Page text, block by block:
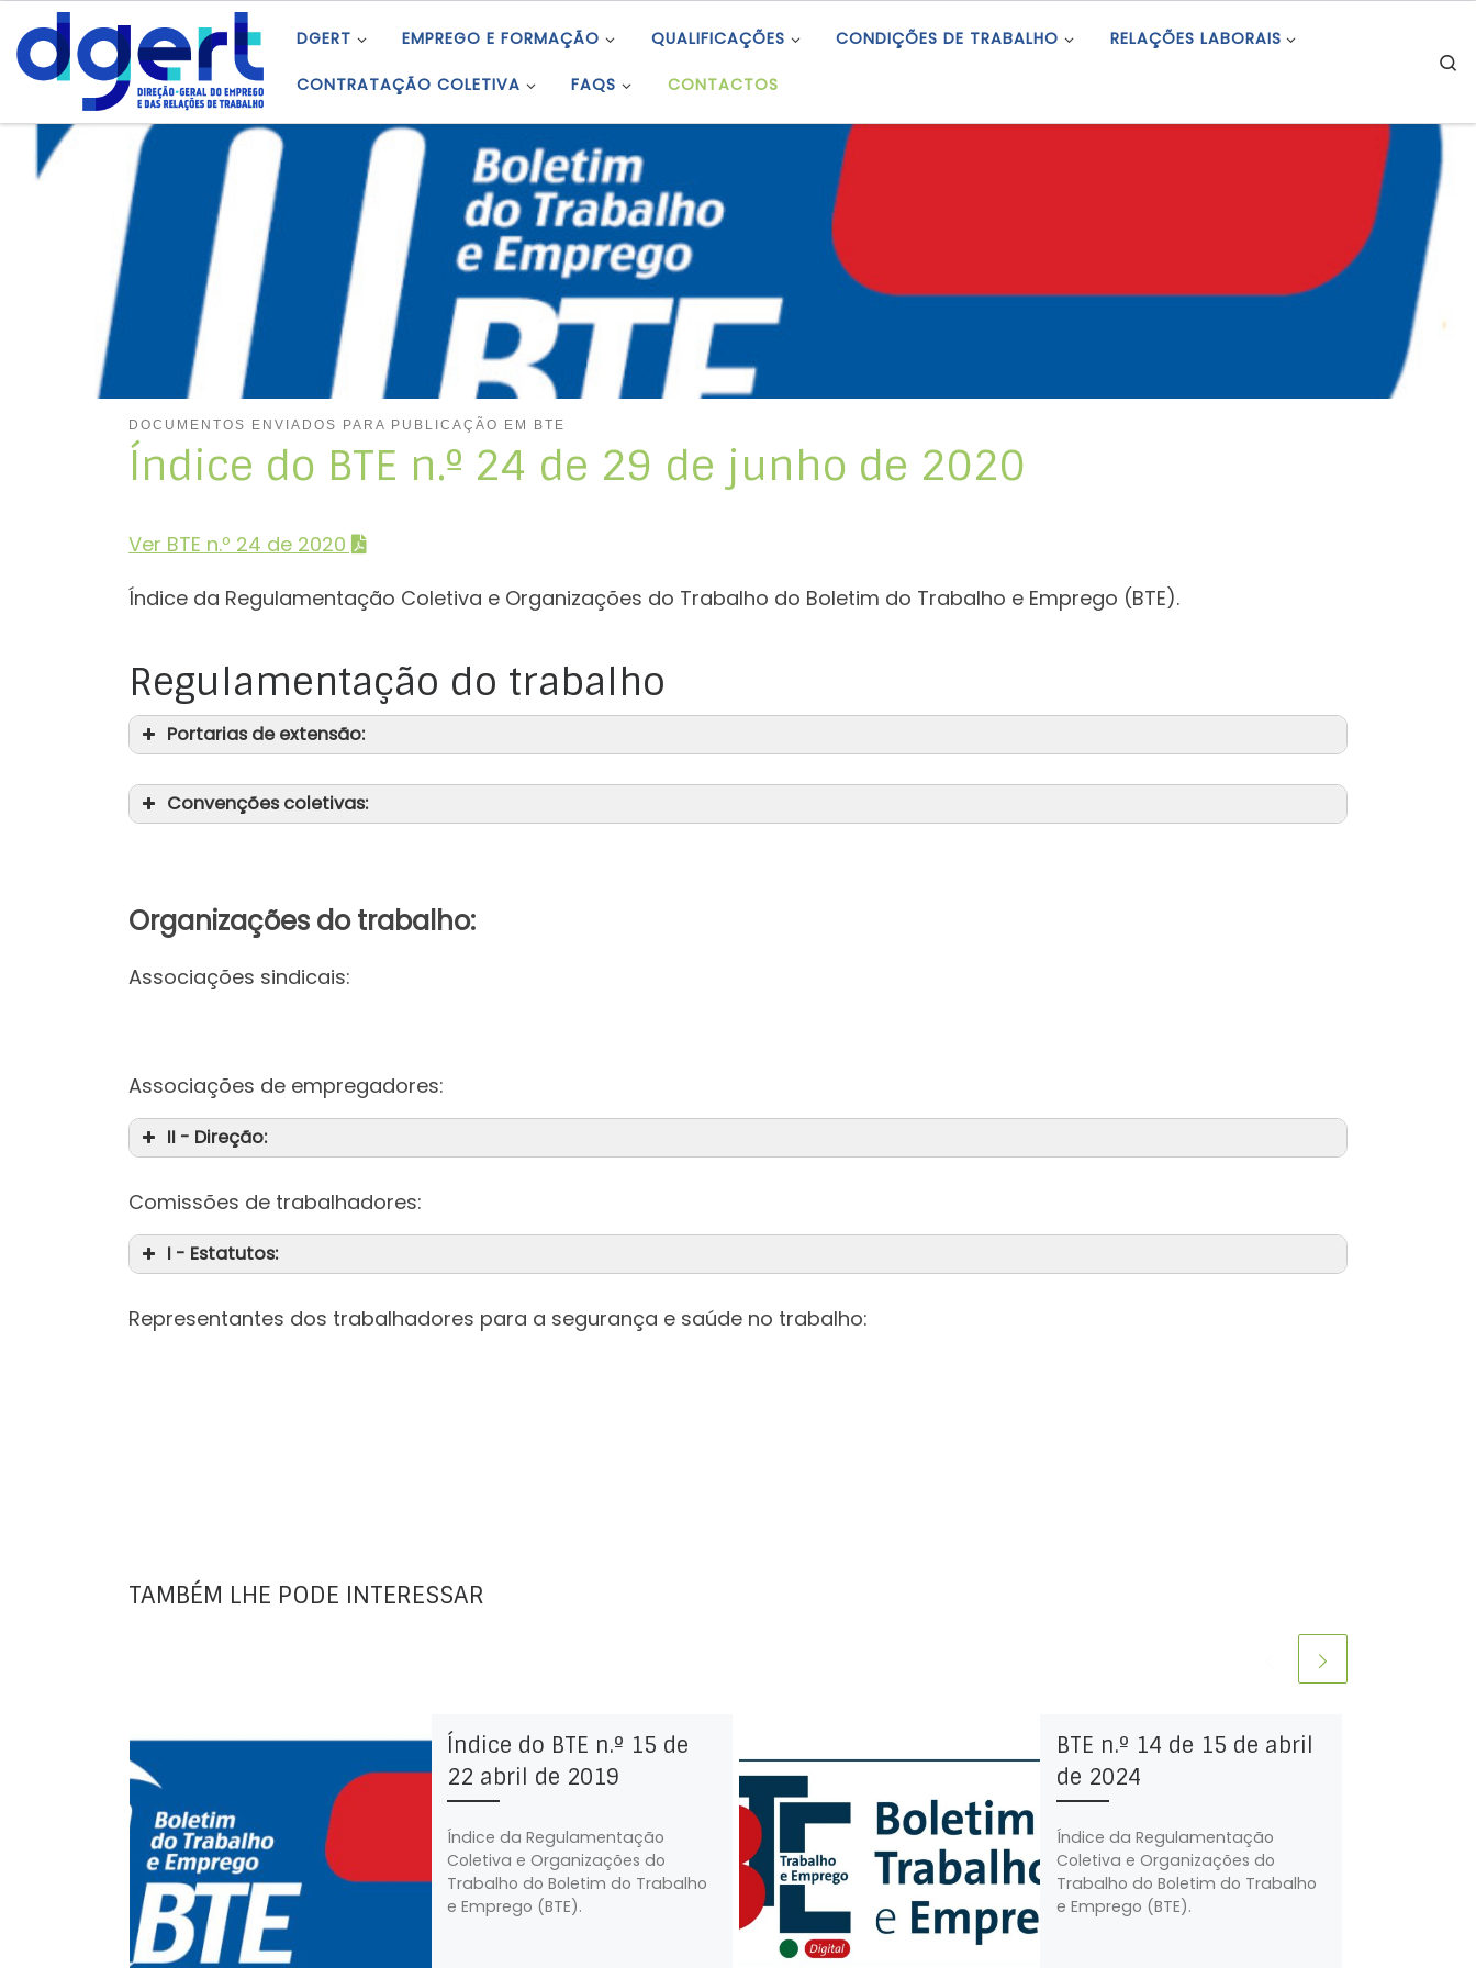
Skip to content DGERT EMPREGO E FORMAÇÃO QUALIFICAÇÕES CONDIÇÕES DE TRABALHO RELAÇÕES LABORAIS
CONTRATAÇÃO COLETIVA FAQS CONTACTOS
DOCUMENTOS ENVIADOS PARA PUBLICAÇÃO EM BTE
Índice do BTE n.º 24 de 29 de junho de 2020
Ver BTE n.º 24 de 2020
Índice da Regulamentação Coletiva e Organizações do Trabalho do Boletim do Trabalho e Emprego (BTE).
Regulamentação do trabalho
Portarias de extensão:
Convenções coletivas:
Organizações do trabalho:
Associações sindicais:
Associações de empregadores:
II - Direção:
Comissões de trabalhadores:
I - Estatutos:
Representantes dos trabalhadores para a segurança e saúde no trabalho:
TAMBÉM LHE PODE INTERESSAR
Índice do BTE n.º 15 de
22 abril de 2019
Índice da Regulamentação
Coletiva e Organizações do
Trabalho do Boletim do Trabalho
e Emprego (BTE).
BTE n.º 14 de 15 de abril
de 2024
Índice da Regulamentação
Coletiva e Organizações do
Trabalho do Boletim do Trabalho
e Emprego (BTE).